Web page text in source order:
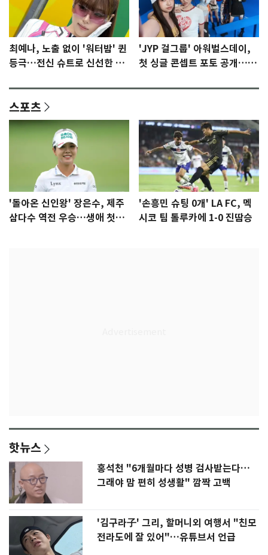
최예나, 노출 없이 '워터밤' 퀸
등극…전신 슈트로 신선한 충
'JYP 걸그룹' 아워벌스데이,
첫 싱글 콘셉트 포토 공개…청
스포츠
'돌아온 신인왕' 장은수, 제주
삼다수 역전 우승…생애 첫승
'손흥민 슈팅 0개' LA FC, 멕
시코 팀 톨루카에 1-0 진땀승
핫뉴스
홍석천 "6개월마다 성병 검사받는다…
그래야 맘 편히 성생활" 깜짝 고백
'김구라子' 그리, 할머니외 여행서 "친모
전라도에 잘 있어"…유튜브서 언급